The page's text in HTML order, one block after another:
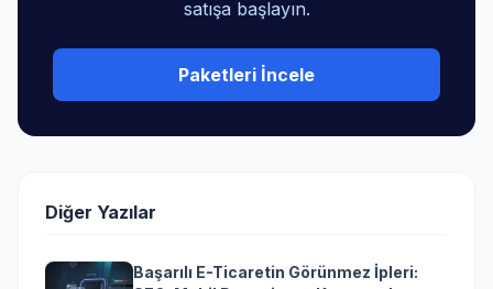
satışa başlayın.
Paketleri İncele
Diğer Yazılar
Başarılı E-Ticaretin Görünmez İpleri: